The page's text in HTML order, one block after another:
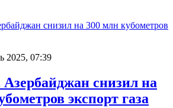
2025, 07:39
Азербайджан снизил на
экспорт газа